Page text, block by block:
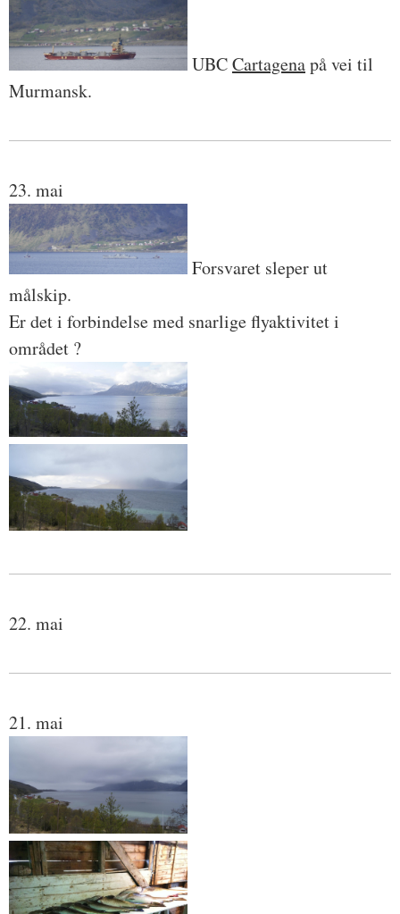
UBCCartagenapå vei til
Murmansk.
23. mai
Forsvaret sleper ut
målskip.
Er det i forbindelse med snarlige flyaktivitet i
området ?
22. mai
21. mai